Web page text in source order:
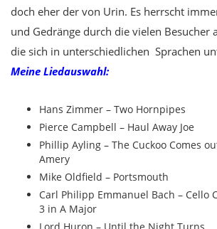
doch eher der von Urin. Es herrscht
und Gedränge durch die vielen Besucher
die sich in unterschiedlichen Sprachen
Meine Liedauswahl:
Hans Zimmer – Two Hornpipes
Pierce Campbell – Haul Away Joe
Phillip Ayling – The Cuckoo Comes
Amery
Mike Oldfield – Portsmouth
Carl Philipp Emmanuel Bach – Cello
3 in A Major